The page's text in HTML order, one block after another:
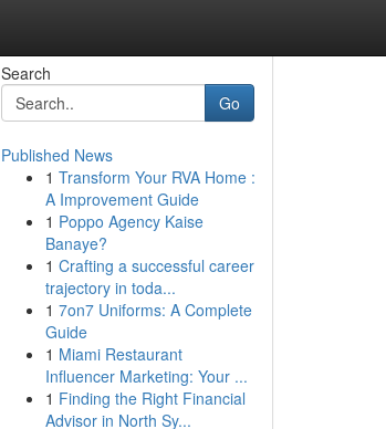
Search
Go
Published News
1 Transform Your RVA Home :
A Improvement Guide
1 Poppo Agency Kaise
Banaye?
1 Crafting a successful career
trajectory in toda...
1 7on7 Uniforms: A Complete
Guide
1 Miami Restaurant
Influencer Marketing: Your ...
1 Finding the Right Financial
Advisor in North Sy...